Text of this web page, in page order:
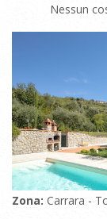
Nessun
Zona: Carrara -